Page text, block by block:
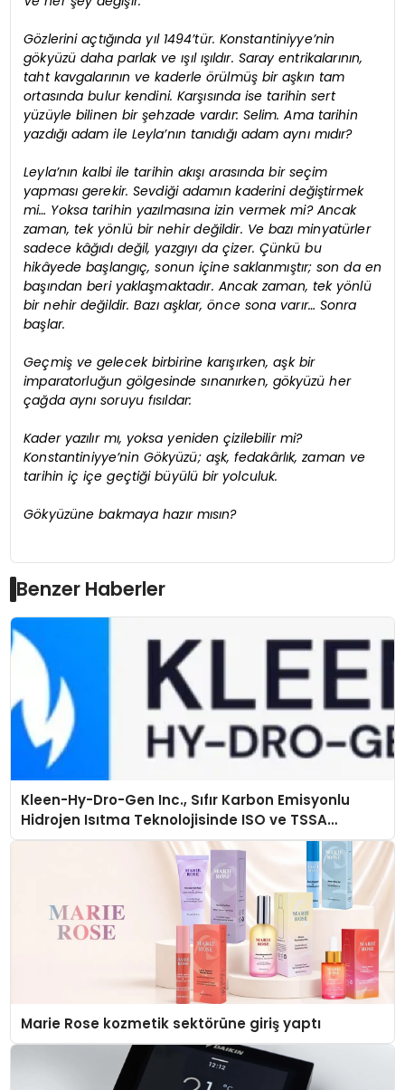
Gözlerini açtığında yıl 1494’tür. Konstantiniyye’nin
gökyüzü daha parlak ve ışıl ışıldır. Saray entrikalarının,
taht kavgalarının ve kaderle örülmüş bir aşkın tam
ortasında bulur kendini. Karşısında ise tarihin sert
yüzüyle bilinen bir şehzade vardır: Selim. Ama tarihin
yazdığı adam ile Leyla’nın tanıdığı adam aynı mıdır?
Leyla’nın kalbi ile tarihin akışı arasında bir seçim
yapması gerekir. Sevdiği adamın kaderini değiştirmek
mi… Yoksa tarihin yazılmasına izin vermek mi? Ancak
zaman, tek yönlü bir nehir değildir. Ve bazı minyatürler
sadece kâğıdı değil, yazgıyı da çizer. Çünkü bu
hikâyede başlangıç, sonun içine saklanmıştır; son da en
başından beri yaklaşmaktadır. Ancak zaman, tek yönlü
bir nehir değildir. Bazı aşklar, önce sona varır… Sonra
başlar.
Geçmiş ve gelecek birbirine karışırken, aşk bir
imparatorluğun gölgesinde sınanırken, gökyüzü her
çağda aynı soruyu fısıldar:
Kader yazılır mı, yoksa yeniden çizilebilir mi?
Konstantiniyye’nin Gökyüzü; aşk, fedakârlık, zaman ve
tarihin iç içe geçtiği büyülü bir yolculuk.
Gökyüzüne bakmaya hazır mısın?
Benzer Haberler
Kleen-Hy-Dro-Gen Inc., Sıfır Karbon Emisyonlu
Hidrojen Isıtma Teknolojisinde ISO ve TSSA
Düzenleyici Onaylarını Aldı
Marie Rose kozmetik sektörüne giriş yaptı